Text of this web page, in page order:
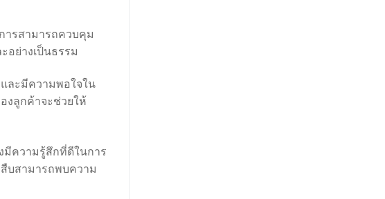
ารสามารถควบคุม
ย่างเป็นธรรม
ละมีความพอใจใน
งลูกค้าจะช่วยให้
มีความรู้สึกที่ดีในการ
บสามารถพบความ